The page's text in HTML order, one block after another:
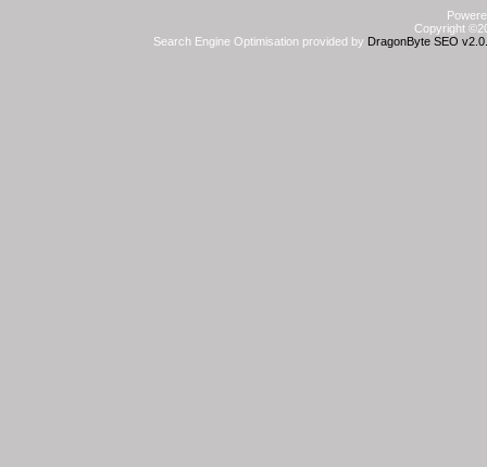
Copyright
Search Engine Optimisation provided by DragonByte SEO